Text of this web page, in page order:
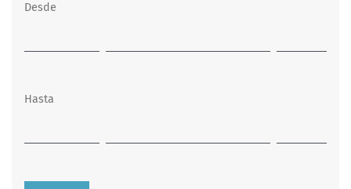
Desde
Hasta